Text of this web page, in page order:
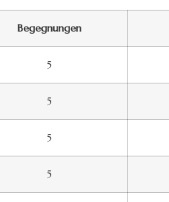
Begegnungen
5
5
5
5